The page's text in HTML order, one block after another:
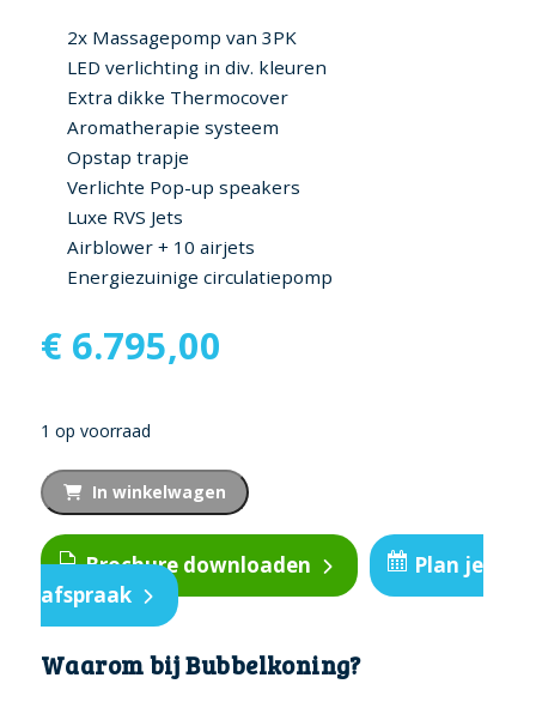
2x Massagepomp van 3PK
LED verlichting in div. kleuren
Extra dikke Thermocover
Aromatherapie systeem
Opstap trapje
Verlichte Pop-up speakers
Luxe RVS Jets
Airblower + 10 airjets
Energiezuinige circulatiepomp
€ 6.795,00
1 op voorraad
Atlantic
aantal
In winkelwagen
Brochure downloaden
Plan je
afspraak
Waarom bij Bubbelkoning?